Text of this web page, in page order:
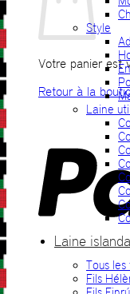
Votre panier est
Retour à la
Style
Laine
Laine
Tous les
Fils